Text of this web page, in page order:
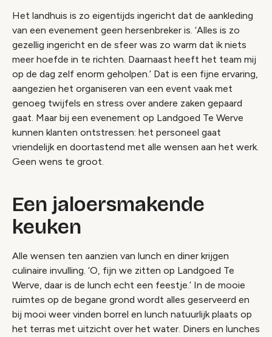
Het landhuis is zo eigentijds ingericht dat de aankleding
van een evenement geen hersenbreker is. ‘Alles is zo
gezellig ingericht en de sfeer was zo warm dat ik niets
meer hoefde in te richten. Daarnaast heeft het team mij
op de dag zelf enorm geholpen.’ Dat is een fijne ervaring,
aangezien het organiseren van een event vaak met
genoeg twijfels en stress over andere zaken gepaard
gaat. Maar bij een evenement op Landgoed Te Werve
kunnen klanten ontstressen: het personeel gaat
vriendelijk en doortastend met alle wensen aan het werk.
Geen wens te groot.
Een jaloersmakende
keuken
Alle wensen ten aanzien van lunch en diner krijgen
culinaire invulling. ‘O, fijn we zitten op Landgoed Te
Werve, daar is de lunch echt een feestje.’ In de mooie
ruimtes op de begane grond wordt alles geserveerd en
bij mooi weer vinden borrel en lunch natuurlijk plaats op
het terras met uitzicht over het water. Diners en lunches